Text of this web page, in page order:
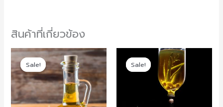
สินค้าที่เกี่ยวข้อง
Sale!
Sale!
Original
price
was:
£400.00.
Current
price
is:
£380.00.
Sale!
Sale!
Original
price
was:
£320.00.
Current
price
is:
£300.00.